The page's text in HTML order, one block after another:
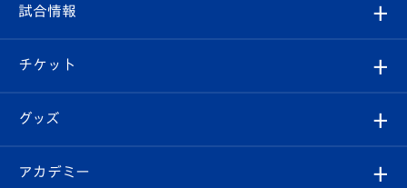
試合情報
チケット
イベント
クラブ概要
エンブレム紹介
スタッフプロフィール
観戦ルール
はじめての観戦ガイド
Revive Team
試合情報
試合日程/結果
フォトギャラリー
チケット
チケット
グッズ
オンラインショップ
アカデミー